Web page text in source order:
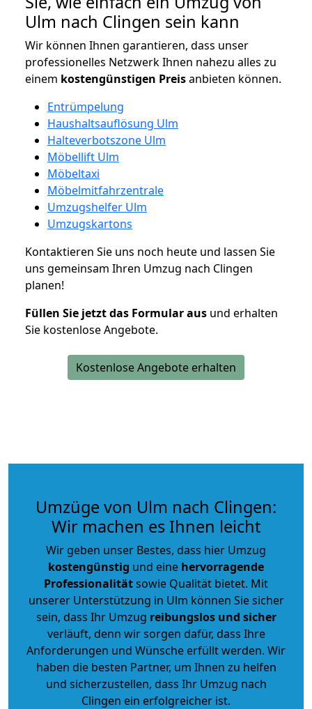
Ulm nach Clingen sein kann
Wir können Ihnen garantieren, dass unser
professionelles Netzwerk Ihnen nahezu alles zu
einem kostengünstigen Preisanbieten können.
Entrümpelung
Haushaltsauflösung Ulm
Halteverbotszone Ulm
Möbellift Ulm
Möbeltaxi
Möbelmitfahrzentrale
Umzugshelfer Ulm
Umzugskartons
Kontaktieren Sie uns noch heute und lassen Sie
uns gemeinsam Ihren Umzug nach Clingen
planen!
Füllen Sie jetzt das Formular aus und erhalten
Sie kostenlose Angebote.
Kostenlose Angebote erhalten
Umzüge von Ulm nach Clingen:
Wir machen es Ihnen leicht
Wir geben unser Bestes, dass hier Umzug
kostengünstig und eine hervorragende
Professionalitätsowie Qualität bietet. Mit
unserer Unterstützung in Ulm können Sie sicher
sein, dass Ihr Umzug reibungslos und sicher
verläuft, denn wir sorgen dafür, dass Ihre
Anforderungen und Wünsche erfüllt werden. Wir
haben die besten Partner, um Ihnen zu helfen
und sicherzustellen, dass Ihr Umzug nach
Clingen ein erfolgreicher ist.